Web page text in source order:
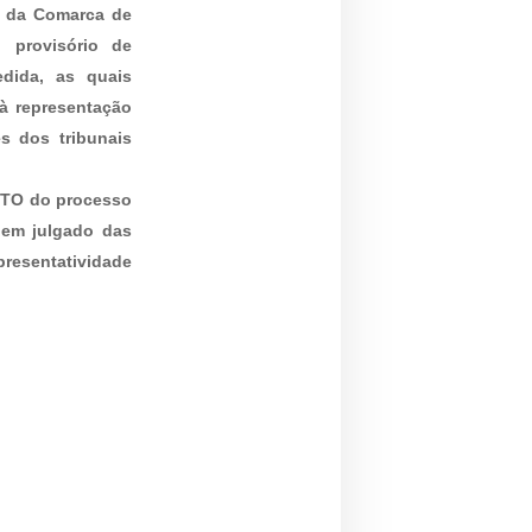
Comarca de
provisório de
as quais
representação
dos tribunais
do processo
julgado das